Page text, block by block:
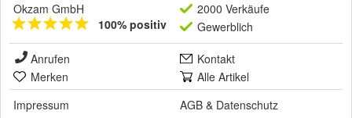
Okzam GmbH
100% positiv
2000 Verkäufe
Gewerblich
Anrufen
Kontakt
Merken
Alle Artikel
Impressum
AGB & Datenschutz